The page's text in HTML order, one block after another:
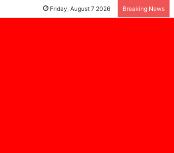
Friday, August 7 2026 Breaking News